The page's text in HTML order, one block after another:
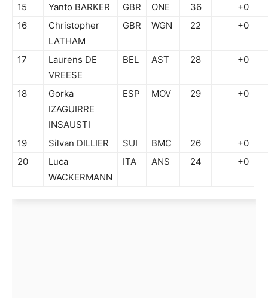
15 Yanto BARKER GBR ONE 36
+0
16
Christopher
LATHAM
GBR WGN 22 +0
17
Laurens DE
VREESE
BEL AST 28 +0
18
Gorka
IZAGUIRRE
INSAUSTI
ESP MOV 29 +0
19 Silvan DILLIER SUI BMC 26
+0
20
Luca
WACKERMANN
ITA ANS 24 +0